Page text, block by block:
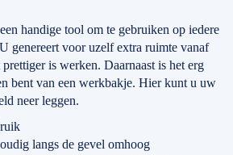
handige tool om te gebruiken op iedere
genereert voor uzelf extra ruimte vanaf
is werken. Daarnaast is het erg
bent van een werkbakje. Hier kunt u uw
neer leggen.
langs de gevel omhoog